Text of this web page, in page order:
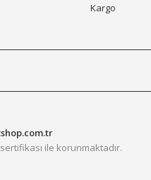
Kargo
ile korunmaktadır.